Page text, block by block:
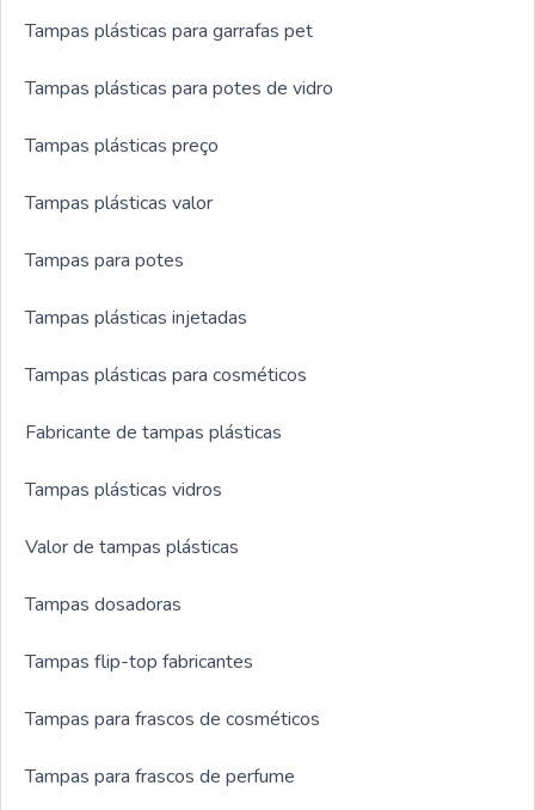
Tampas plásticas para garrafas pet
Tampas plásticas para potes de vidro
Tampas plásticas preço
Tampas plásticas valor
Tampas para potes
Tampas plásticas injetadas
Tampas plásticas para cosméticos
Fabricante de tampas plásticas
Tampas plásticas vidros
Valor de tampas plásticas
Tampas dosadoras
Tampas flip-top fabricantes
Tampas para frascos de cosméticos
Tampas para frascos de perfume